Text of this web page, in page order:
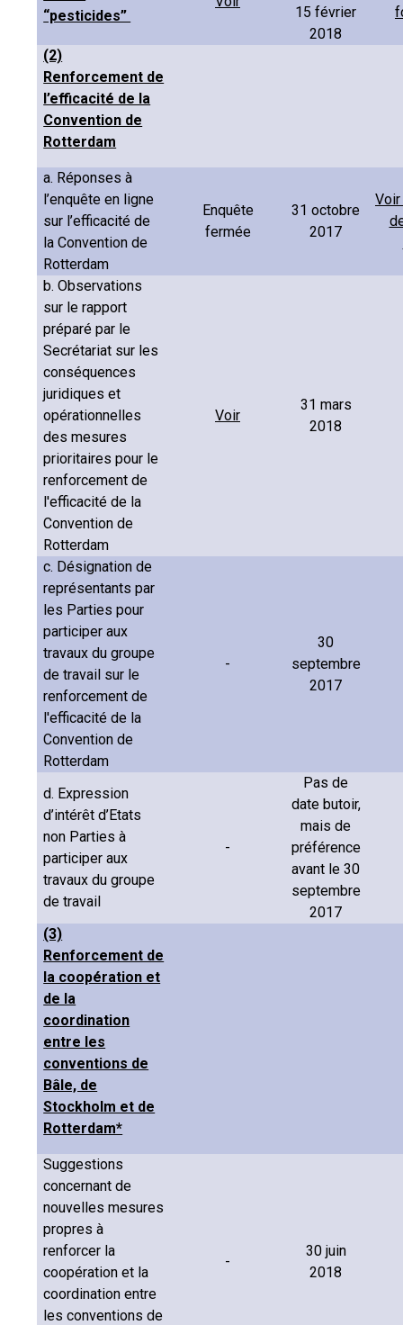
“pesticides”
15 février
2018
(2)
Renforcement de
l’efficacité de la
Convention de
Rotterdam
a. Réponses à
l’enquête en ligne
sur l’efficacité de
la Convention de
Rotterdam
Enquête
fermée
31 octobre
2017
b. Observations
sur le rapport
préparé par le
Secrétariat sur les
conséquences
juridiques et
opérationnelles
des mesures
prioritaires pour le
renforcement de
l'efficacité de la
Convention de
Rotterdam
Voir
31 mars
2018
c. Désignation de
représentants par
les Parties pour
participer aux
travaux du groupe
de travail sur le
renforcement de
l'efficacité de la
Convention de
Rotterdam
-
30
septembre
2017
d. Expression
d’intérêt d’Etats
non Parties à
participer aux
travaux du groupe
de travail
-
Pas de
date butoir,
mais de
préférence
avant le 30
septembre
2017
(3)
Renforcement de
la coopération et
de la
coordination
entre les
conventions de
Bâle, de
Stockholm et de
Rotterdam*
Suggestions
concernant de
nouvelles mesures
propres à
renforcer la
coopération et la
coordination entre
les conventions de
-
30 juin
2018